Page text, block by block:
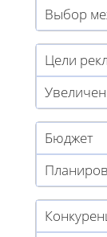
Выбор
Цели
Бюджет